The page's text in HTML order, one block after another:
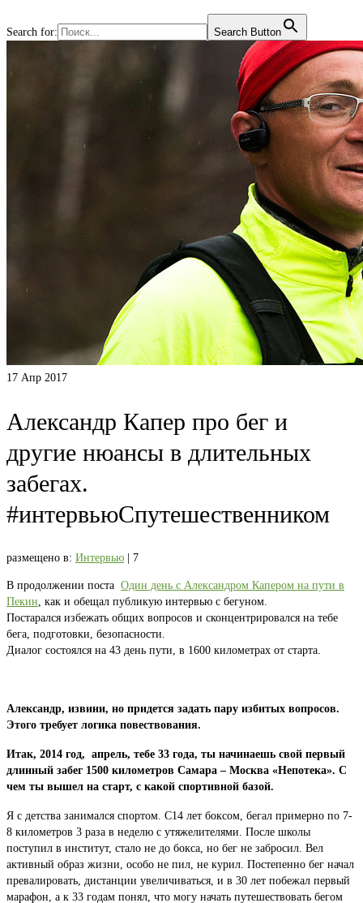
Search for: Search Button
17 Апр 2017
Александр Капер про бег и
другие нюансы в длительных
забегах.
#интервьюСпутешественником
размещено в: Интервью 7
В продолжении поста Один день с Александром Капером на пути в
Пекин , как и обещал публикую интервью с бегуном.
Постарался избежать общих вопросов и сконцентрировался на тебе
бега, подготовки, безопасности.
Диалог состоялся на 43 день пути, в 1600 километрах от старта.
Александр, извини, но придется задать пару избитых вопросов.
Этого требует логика повествования.
Итак, 2014 год, апрель, тебе 33 года, ты начинаешь свой первый
длинный забег 1500 километров Самара – Москва «Непотека». С
чем ты вышел на старт, с какой спортивной базой.
Я с детства занимался спортом. С14 лет боксом, бегал примерно по 7-
8 километров 3 раза в неделю с утяжелителями. После школы
поступил в институт, стало не до бокса, но бег не забросил. Вел
активный образ жизни, особо не пил, не курил. Постепенно бег начал
превалировать, дистанции увеличиваться, и в 30 лет побежал первый
марафон, а к 33 годам понял, что могу начать путешествовать бегом